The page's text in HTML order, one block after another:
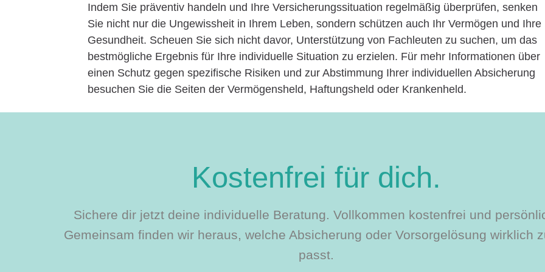
Indem Sie präventiv handeln und Ihre Versicherungssituation regelmäßig überprüfen, senken
Sie nicht nur die Ungewissheit in Ihrem Leben, sondern schützen auch Ihr Vermögen und Ihre
Gesundheit. Scheuen Sie sich nicht davor, Unterstützung von Fachleuten zu suchen, um das
bestmögliche Ergebnis für Ihre individuelle Situation zu erzielen. Für mehr Informationen über
einen Schutz gegen spezifische Risiken und zur Abstimmung Ihrer individuellen Absicherung
besuchen Sie die Seiten der Vermögensheld, Haftungsheld oder Krankenheld.
Kostenfrei für dich.
Sichere dir jetzt deine individuelle Beratung. Vollkommen kostenfrei und
Gemeinsam finden wir heraus, welche Absicherung oder Vorsorgelösung wirklich
passt.